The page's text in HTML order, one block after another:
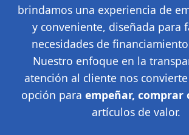
brindamos una experiencia de
y conveniente, diseñada para
necesidades de
Nuestro enfoque en la
atención al cliente nos
opción para empeñar, comprar
artículos de valor.